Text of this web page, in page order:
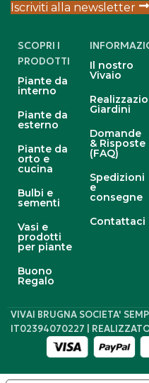
Iscriviti alla newsletter
SCOPRI I
PRODOTTI
Piante da
interno
Piante da
esterno
Piante da
orto e
cucina
Bulbi e
sementi
Vasi e
prodotti
per piante
Buono
Regalo
Il nostro
Vivaio
Giardini
Domande
& Risposte
(FAQ)
Spedizioni
e
consegne
Contattaci
VIVAI BRUGNA SOCIETA'
IT02394070227 |